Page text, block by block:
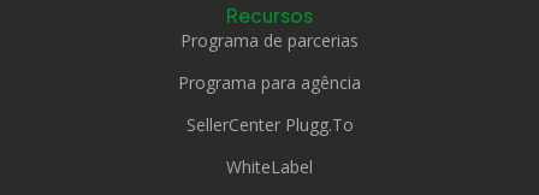
Recursos
Programa de parcerias
Programa para agência
SellerCenter Plugg.To
WhiteLabel